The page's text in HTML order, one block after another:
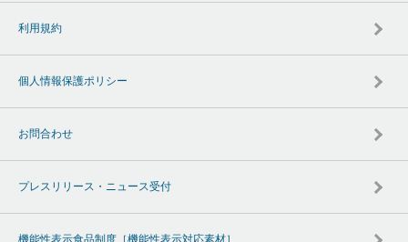
利用規約
個人情報保護ポリシー
お問合わせ
プレスリリース・ニュース受付